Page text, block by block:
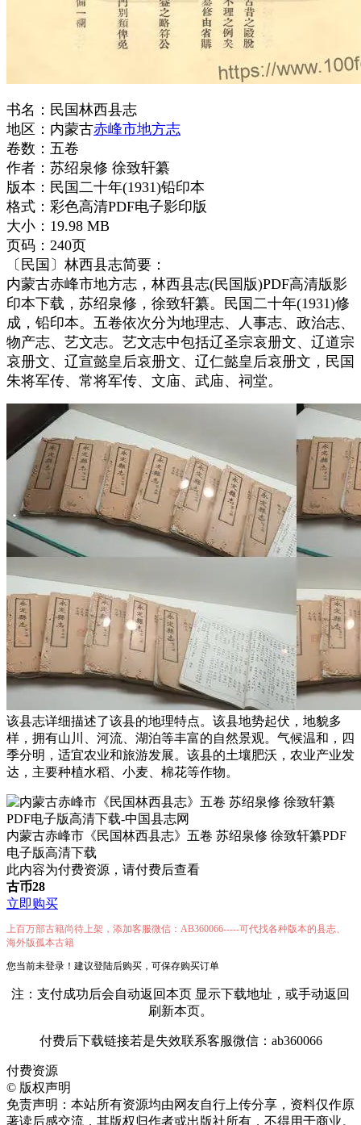
书名：民国林西县志
地区：内蒙古赤峰市地方志
卷数：五卷
作者：苏绍泉修 徐致轩纂
版本：民国二十年(1931)铅印本
格式：彩色高清PDF电子影印版
大小：19.98 MB
页码：240页
〔民国〕林西县志简要：
内蒙古赤峰市地方志，林西县志(民国版)PDF高清版影
印本下载，苏绍泉修，徐致轩纂。民国二十年(1931)修
成，铅印本。五卷依次分为地理志、人事志、政治志、
物产志、艺文志。艺文志中包括辽圣宗哀册文、辽道宗
哀册文、辽宣懿皇后哀册文、辽仁懿皇后哀册文，民国
朱将军传、常将军传、文庙、武庙、祠堂。
该县志详细描述了该县的地理特点。该县地势起伏，地貌多
样，拥有山川、河流、湖泊等丰富的自然景观。气候温和，四
季分明，适宜农业和旅游发展。该县的土壤肥沃，农业产业发
达，主要种植水稻、小麦、棉花等作物。
内蒙古赤峰市《民国林西县志》五卷 苏绍泉修 徐致轩纂PDF
电子版高清下载
此内容为付费资源，请付费后查看
古币28
立即购买
上百万部古籍尚待上架，添加客服微信：AB360066-----可代找各种版本的县志、
海外版孤本古籍
您当前未登录！建议登陆后购买，可保存购买订单
注：支付成功后会自动返回本页 显示下载地址，或手动返回
刷新本页。
付费后下载链接若是失效联系客服微信：ab360066
付费资源
© 版权声明
免责声明：本站所有资源均由网友自行上传分享，资料仅作原
著读后感交流，其版权归作者或出版社所有，不得用于商业。